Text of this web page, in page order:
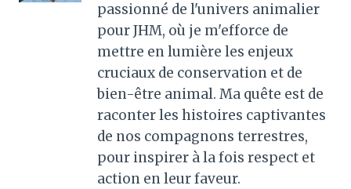
passionné de l'univers animalier
pour JHM, où je m'efforce de
mettre en lumière les enjeux
cruciaux de conservation et de
bien-être animal. Ma quête est de
raconter les histoires captivantes
de nos compagnons terrestres,
pour inspirer à la fois respect et
action en leur faveur.